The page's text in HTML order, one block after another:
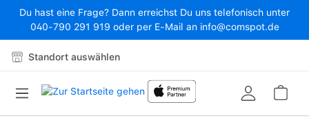
Zum Hauptinhalt springen
Du hast eine Frage? Dann erreichst Du uns telefonisch unter
040-790 291 919 oder per E-Mail an info@comspot.de
Standort auswählen